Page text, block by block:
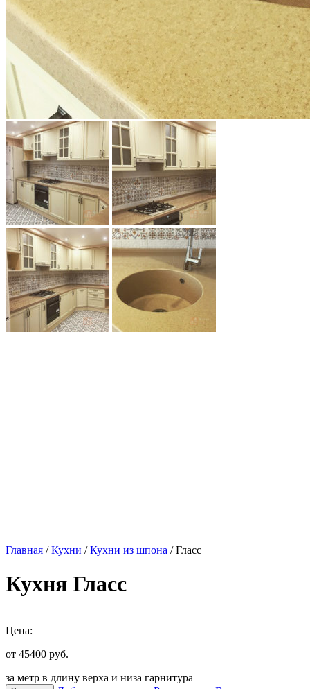
Главная /Кухни /Кухни из шпона / Гласс
Кухня Гласс
Цена:
от 45400 руб.
за метр в длину верха и низа гарнитура